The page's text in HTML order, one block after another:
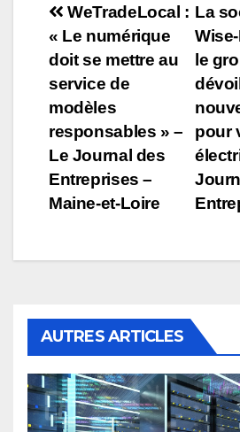
Navigation
de
l’article
La
le
pour
WeTradeLocal :
« Le numérique
doit se mettre au
service de
modèles
responsables » –
Le Journal des
Entreprises –
Maine-et-Loire
AUTRES ARTICLES